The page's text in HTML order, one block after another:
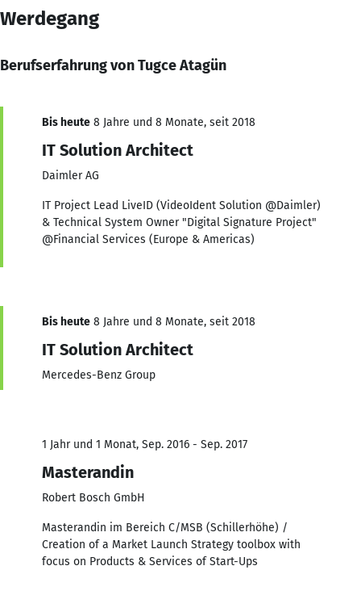
Werdegang
Berufserfahrung von Tugce Atagün
Bis heute 8 Jahre und 8 Monate, seit 2018
IT Solution Architect
Daimler AG
IT Project Lead LiveID (VideoIdent Solution @Daimler)
& Technical System Owner "Digital Signature Project"
@Financial Services (Europe & Americas)
Bis heute 8 Jahre und 8 Monate, seit 2018
IT Solution Architect
Mercedes-Benz Group
1 Jahr und 1 Monat, Sep. 2016 - Sep. 2017
Masterandin
Robert Bosch GmbH
Masterandin im Bereich C/MSB (Schillerhöhe) /
Creation of a Market Launch Strategy toolbox with
focus on Products & Services of Start-Ups